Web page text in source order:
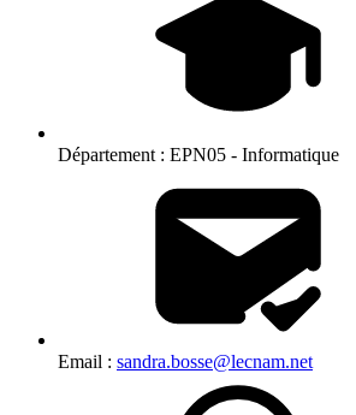
Département : EPN05 - Informatique
Email : sandra.bosse@lecnam.net